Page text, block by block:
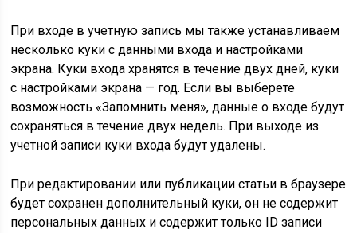
При входе в учетную запись мы также устанавливаем
несколько куки с данными входа и настройками
экрана. Куки входа хранятся в течение двух дней, куки
с настройками экрана — год. Если вы выберете
возможность «Запомнить меня», данные о входе будут
сохраняться в течение двух недель. При выходе из
учетной записи куки входа будут удалены.
При редактировании или публикации статьи в браузере
будет сохранен дополнительный куки, он не содержит
персональных данных и содержит только ID записи